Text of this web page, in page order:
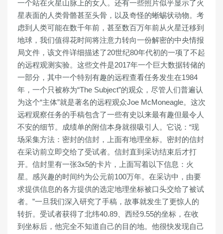
一个站在火星山脉上的女人。还有一些照片似乎显示了火
星表面的人类骨骼甚至头骨，以及奇怪的蜥蜴状动物。考
虑到人类可能在数千年前，甚至数百万年前从火星迁移到
地球，我们值得花时间将注意力转向一份解密的中央情报
局文件，该文件详细描述了20世纪80年代初的一项了不起
的远程观测实验。这些文件是2017年一个巨大数据转储的
一部分，其中一个特别有趣的远程查看任务发生在1984
年，一个只被称为“The Subject”的观众，尽管人们普遍认
为这个“主体”就是著名的远程观众Joe McMoneagle。这次
远程观察任务的手稿包含了一些有史以来最有趣但最令人
不安的细节。成绩单的附信本身就很吸引人。它说：“现
场采集方法：密封的信封，上面有地理坐标。密封的信封
在采访前立即交给了受试者。信封直到采访结束后才打
开。信封里有一张3x5的卡片，上面写着以下信息：火
星。感兴趣的时间约为公元前100万年。在采访中，由要
求提供信息的各方提供的选定地理坐标被口头交给了被试
者。”一旦我们深入研究了手稿，故事就发生了更惊人的
转折。受试者获得了北纬40.89、西经9.55的坐标，在收
到坐标后，他完全不知道自己的目的地。他很快发现自己